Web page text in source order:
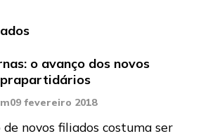
o avanço dos novos
09 fevereiro 2018
novos filiados costuma ser